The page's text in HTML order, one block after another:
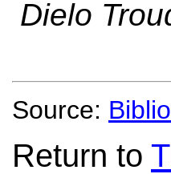
Dielo
Source:
Return to